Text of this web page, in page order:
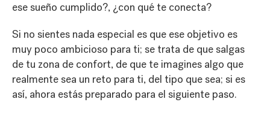
ese sueño cumplido?, ¿con qué te conecta?
Si no sientes nada especial es que ese objetivo es
muy poco ambicioso para ti; se trata de que salgas
de tu zona de confort, de que te imagines algo que
realmente sea un reto para ti, del tipo que sea; si es
así, ahora estás preparado para el siguiente paso.